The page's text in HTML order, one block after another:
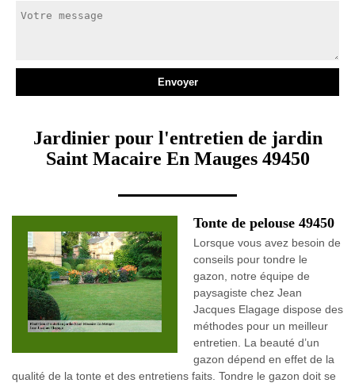
Jardinier pour l'entretien de jardin
Saint Macaire En Mauges 49450
Tonte de pelouse 49450
Lorsque vous avez besoin de
conseils pour tondre le
gazon, notre équipe de
paysagiste chez Jean
Jacques Elagage dispose des
méthodes pour un meilleur
entretien. La beauté d’un
gazon dépend en effet de la
qualité de la tonte et des entretiens faits. Tondre le gazon doit se